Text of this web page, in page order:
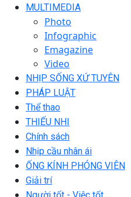
MULTIMEDIA
Photo
Infographic
Emagazine
Video
NHỊP SỐNG XỨ TUYÊN
PHÁP LUẬT
Thể thao
THIẾU NHI
Chính sách
Nhịp cầu nhân ái
ỐNG KÍNH PHÓNG VIÊN
Giải trí